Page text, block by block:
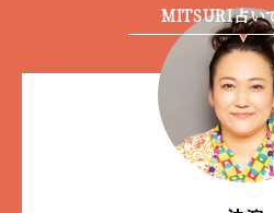
MITSURI占い